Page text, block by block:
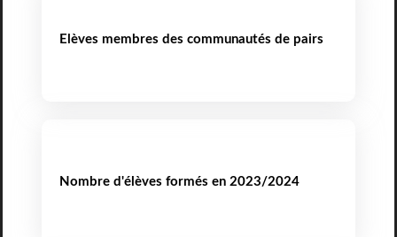
Elèves membres des communautés de pairs
Nombre d'élèves formés en 2023/2024